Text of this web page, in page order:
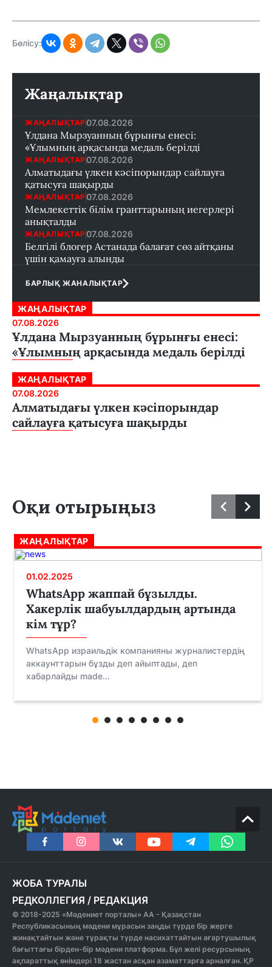
Бөлісу:
Жаңалықтар
ЖАҢАЛЫҚТАР 07.08.2026
Ұлдана Мырзуанның бұрынғы енесі:
«Ұлымның арқасында медаль берілді
ЖАҢАЛЫҚТАР 07.08.2026
Алматыдағы үлкен кәсіпорындар сайлауға
қатысуға шақырды
ЖАҢАЛЫҚТАР 07.08.2026
Мемлекеттік білім гранттарының иегерлері
анықталды
ЖАҢАЛЫҚТАР 07.08.2026
Белгілі блогер Астанада балағат сөз айтқаны
үшін қамауға алынды
БАРЛЫҚ ЖАНАЛЫҚТАР
ЖАҢАЛЫҚТАР
07.08.2026
Ұлдана Мырзуанның бұрынғы енесі:
«Ұлымның арқасында медаль берілді
ЖАҢАЛЫҚТАР
07.08.2026
Алматыдағы үлкен кәсіпорындар
сайлауға қатысуға шақырды
Оқи отырыңыз
ЖАҢАЛЫҚТАР
01.02.2025
WhatsApp жаппай бұзылды.
Хакерлік шабуылдардың артында
кім тұр?
WhatsApp израильдік компанияны журналистердің
аккаунттарын бұзды деп айыптады, деп
хабарлайды made...
ЖОБА ТУРАЛЫ
РЕДКОЛЛЕГИЯ / РЕДАКЦИЯ
© 2018-2025 «Мәдениет порталы» АА - Қазақстан
Республикасының мәдени мұрасын заңды түрде бір жерге
жинақтайтын және тұрақты түрде насихаттайтын ағартушылық
бағыттағы бірден-бір мәдени платформа. Бұл желі ресурсының
ақпараттық өнімдері 18 жастан асқан азаматтарға арналған. ҚР